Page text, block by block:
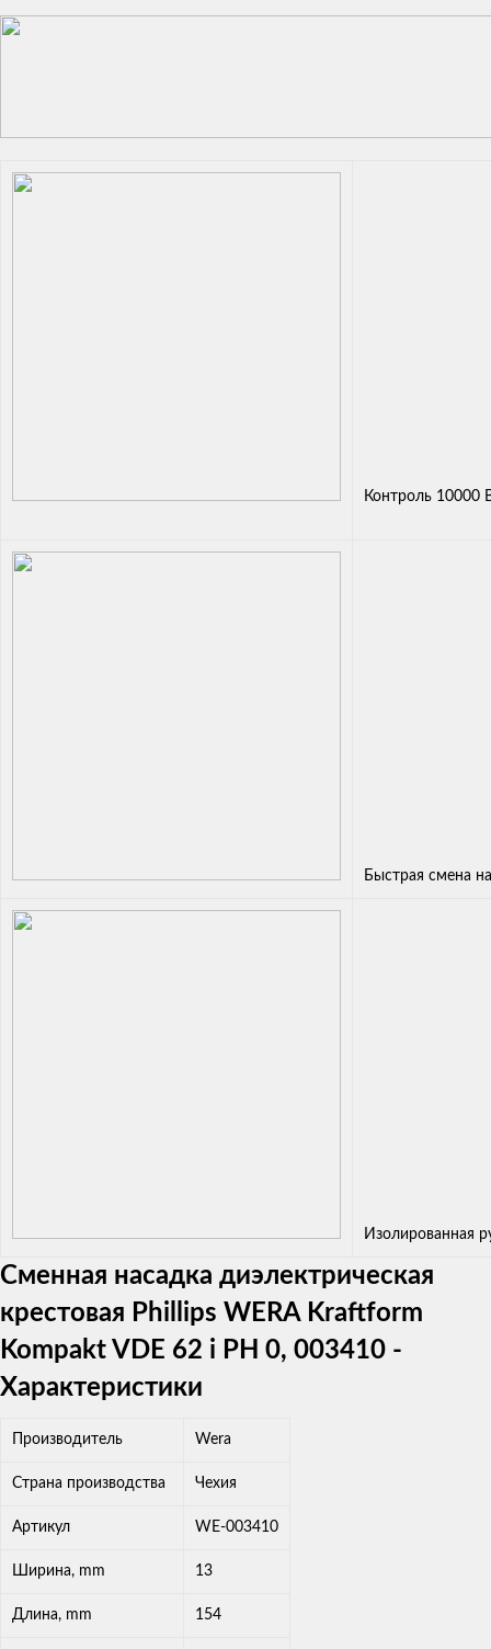
Контроль 10000
Быстрая смена
Изолированная
Сменная насадка диэлектрическая
крестовая Phillips WERA Kraftform
Kompakt VDE 62 i PH 0, 003410 -
Характеристики
Производитель Wera
Страна производства Чехия
Артикул WE-003410
Ширина, mm 13
Длина, mm 154